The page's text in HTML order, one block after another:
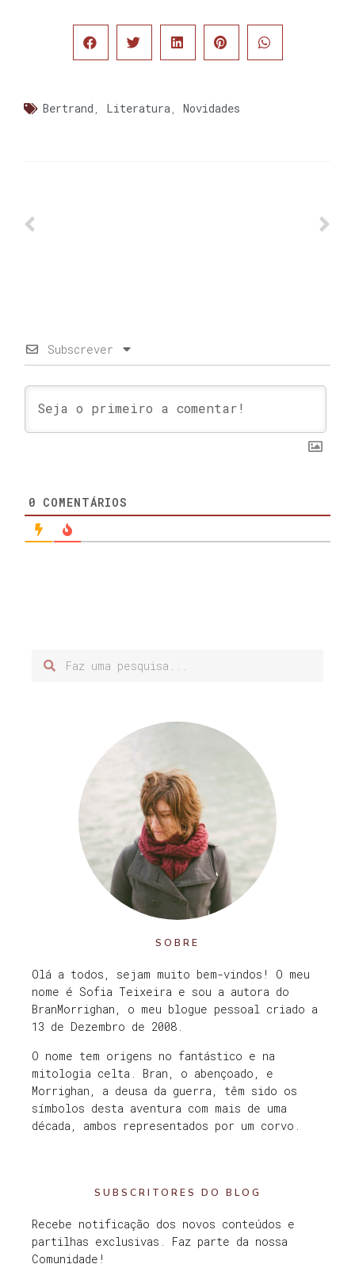
Bertrand Literatura Novidades
Subscrever
0 COMENTÁRIOS
SOBRE
Olá a todos, sejam muito bem-vindos! O meu
nome é Sofia Teixeira e sou a autora do
BranMorrighan, o meu blogue pessoal criado a
13 de Dezembro de 2008.
O nome tem origens no fantástico e na
mitologia celta. Bran, o abençoado, e
Morrighan, a deusa da guerra, têm sido os
símbolos desta aventura com mais de uma
década, ambos representados por um corvo.
SUBSCRITORES DO BLOG
Recebe notificação dos novos conteúdos e
partilhas exclusivas. Faz parte da nossa
Comunidade!